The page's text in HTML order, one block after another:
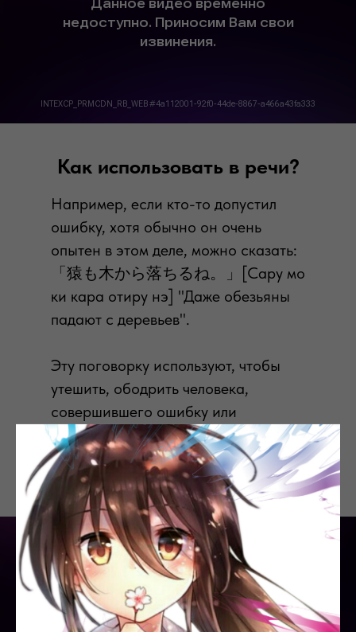
Как использовать в речи?
Например, если кто-то допустил
ошибку, хотя обычно он очень
опытен в этом деле, можно сказать:
「猿も木から落ちるね。」[Сару мо
ки кара отиру нэ] "Даже обезьяны
падают с деревьев".
Эту поговорку используют, чтобы
утешить, ободрить человека,
совершившего ошибку или
оплошность. Но при этом
неизвестно, понравится ли ему
сравнение с обезьяной.